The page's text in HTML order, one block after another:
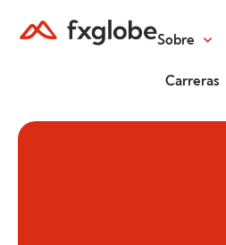
Sobre
Carreras